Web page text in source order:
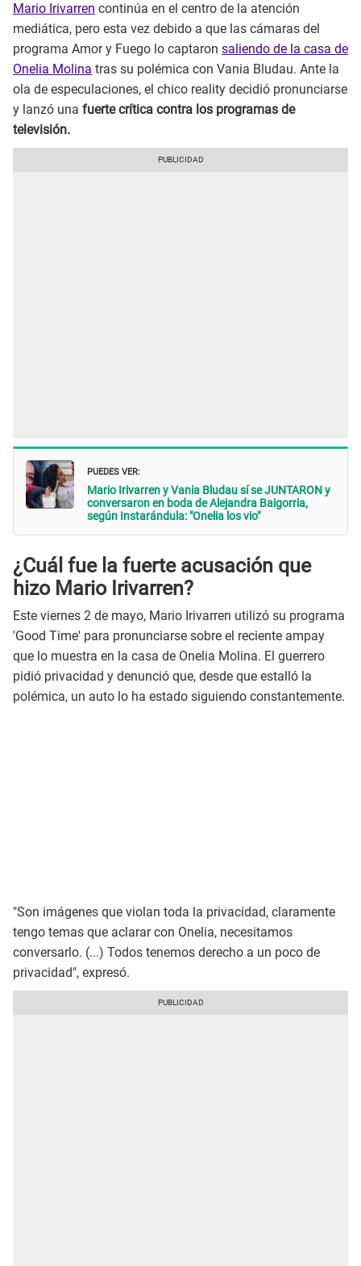
Mario Irivarren continúa en el centro de la atención
mediática, pero esta vez debido a que las cámaras del
programa Amor y Fuego lo captaron saliendo de la casa de
Onelia Molina tras su polémica con Vania Bludau. Ante la
ola de especulaciones, el chico reality decidió pronunciarse
y lanzó una fuerte crítica contra los programas de
televisión.
PUEDES VER:
Mario Irivarren y Vania Bludau sí se JUNTARON y
conversaron en boda de Alejandra Baigorria,
según Instarándula: "Onelia los vio"
¿Cuál fue la fuerte acusación que
hizo Mario Irivarren?
Este viernes 2 de mayo, Mario Irivarren utilizó su programa
'Good Time' para pronunciarse sobre el reciente ampay
que lo muestra en la casa de Onelia Molina. El guerrero
pidió privacidad y denunció que, desde que estalló la
polémica, un auto lo ha estado siguiendo constantemente.
"Son imágenes que violan toda la privacidad, claramente
tengo temas que aclarar con Onelia, necesitamos
conversarlo. (...) Todos tenemos derecho a un poco de
privacidad", expresó.